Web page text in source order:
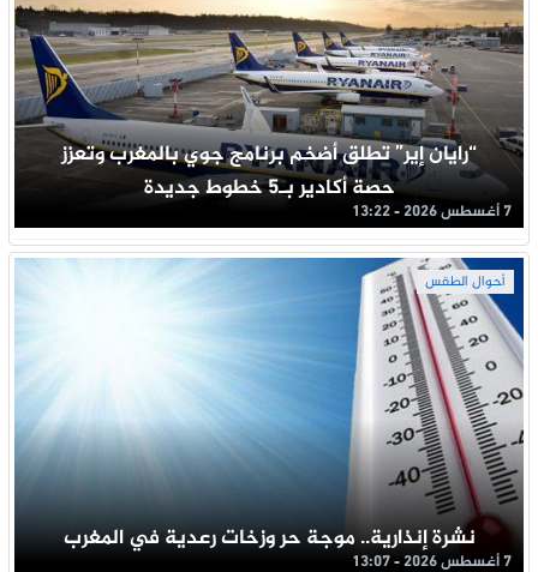
“رايان إير” تطلق أضخم برنامج جوي بالمغرب وتعزز
حصة أكادير بـ5 خطوط جديدة
7 أغسطس 2026 - 13:22
أحوال الطقس
نشرة إنذارية.. موجة حر وزخات رعدية في المغرب
7 أغسطس 2026 - 13:07